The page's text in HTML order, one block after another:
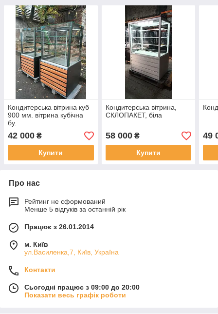
Кондитерська вітрина куб
900 мм. вітрина кубічна
бу.
42 000 ₴
Купити
Кондитерська вітрина,
СКЛОПАКЕТ, біла
58 000₴
Купити
49
Про нас
Рейтинг не сформований
Менше 5 відгуків за останній рік
Працює з 26.01.2014
м. Київ
ул.Василенка,7, Київ, Україна
Контакти
Сьогодні працює з 09:00 до 20:00
Показати весь графік роботи